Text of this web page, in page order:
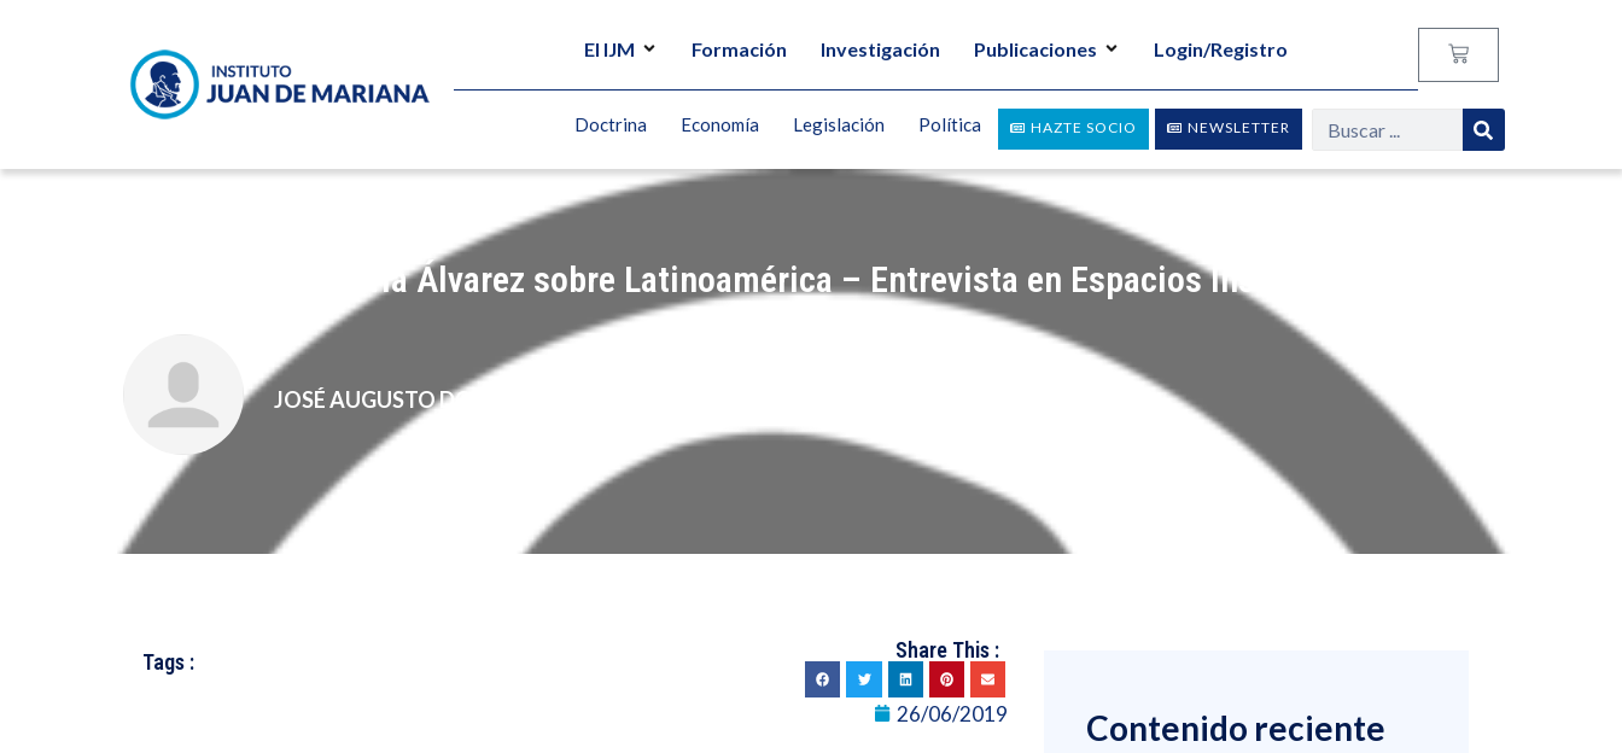
El IJM Formación Investigación Publicaciones Login/Registro
NEWSLETTER
HAZTE SOCIO
Doctrina Economía Legislación Política
Axel Kaiser y Gloria Álvarez sobre Latinoamérica – Entrevista en Espacios Inseguros
JOSÉ AUGUSTO DOMÍNGUEZ
Tags : Share This :
26/06/2019 Contenido reciente